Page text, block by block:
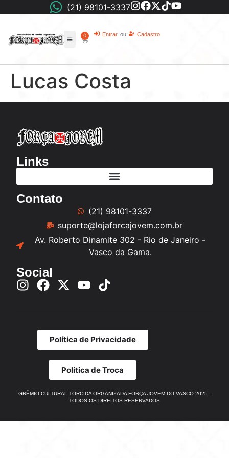
(21) 98101-3337
0 Entrar ou Cadastro
Lucas Costa
Links
Contato
(21) 98101-3337
suporte@lojaforcajovem.com.br
Av. Roberto Dinamite 302 - Rio de Janeiro -
Vasco da Gama.
Social
Política de Privacidade
Política de Troca
GRÊMIO CULTURAL TORCIDA ORGANIZADA FORÇA JOVEM DO VASCO 2025 -
TODOS OS DIREITOS RESERVADOS